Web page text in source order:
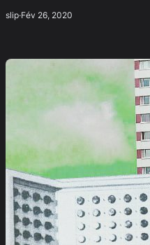
slip·Fév 26, 2020